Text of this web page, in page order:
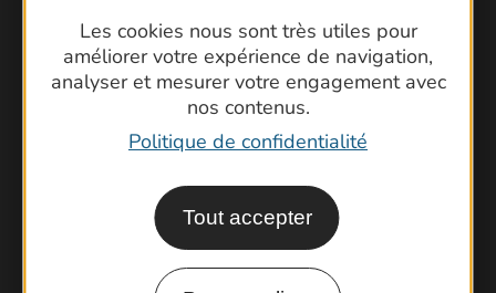
Les cookies nous sont très utiles pour
améliorer votre expérience de navigation,
analyser et mesurer votre engagement avec
nos contenus.
Politique de confidentialité
Tout accepter
Brochures
Cartoguides et Topoguides
Latitude Gard